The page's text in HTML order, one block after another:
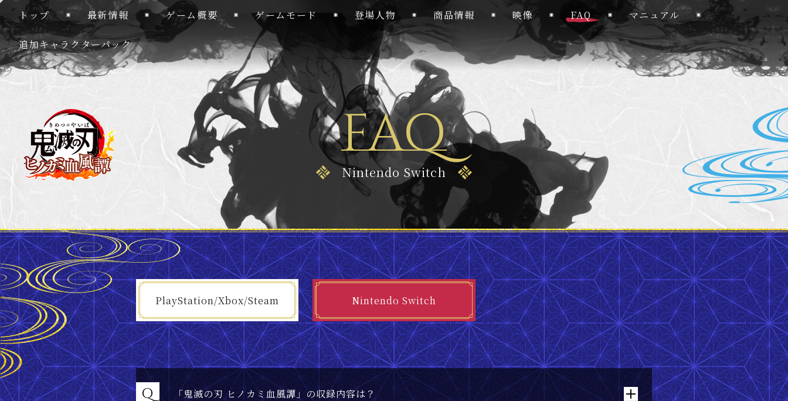
トップ 最新情報 ゲーム概要 ゲームモード 登場人物 商品情報 映像 FAQ マニュアル
追加キャラクターパック
FAQ
Nintendo Switch
PlayStation/Xbox/Steam Nintendo Switch
Q 「鬼滅の刃 ヒノカミ血風譚」の収録内容は？